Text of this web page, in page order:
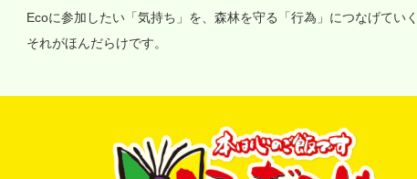
Ecoに参加したい「気持ち」を、森林を守る「行為」につなげてい
それがほんだらけです。